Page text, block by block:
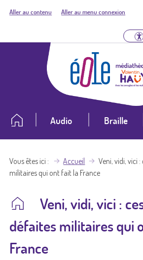
Aller au contenu Aller au menu connexion
Audio Braille
Vous êtes ici Accueil
Veni, vidi, vici
militaires qui ont fait la France
Veni, vidi, vici :
défaites militaires qui
France